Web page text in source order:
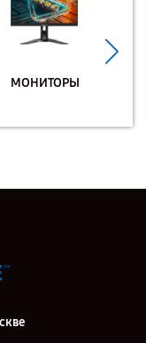
МОНИТОРЫ